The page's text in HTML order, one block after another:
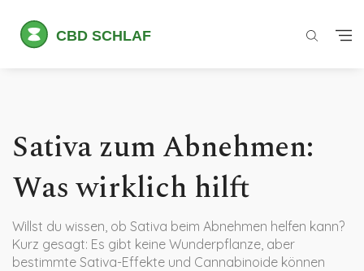
Sativa zum Abnehmen:
Was wirklich hilft
Willst du wissen, ob Sativa beim Abnehmen helfen kann?
Kurz gesagt: Es gibt keine Wunderpflanze, aber
bestimmte Sativa-Effekte und Cannabinoide können